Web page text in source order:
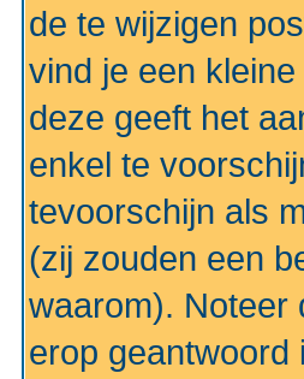
de te wijzigen
vind je een
deze geeft het
enkel te
tevoorschijn als
(zij zouden een
waarom). Noteer
erop geantwoord